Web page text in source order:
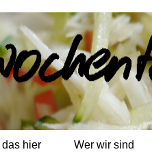
das hier Wer wir sind